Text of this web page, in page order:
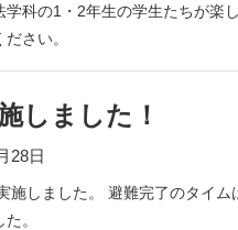
科の1・2年生の学生たちが楽
さい。
しました！
28日
施しました。 避難完了のタイム
。